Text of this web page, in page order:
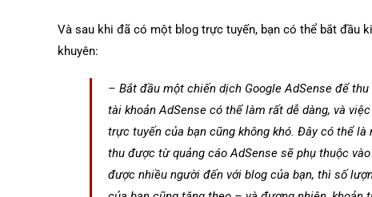
Và sau khi đã có một blog trực tuyến, bạn có thể bắt đầu
khuyên:
– Bắt đầu một chiến dịch Google AdSense để
tài khoản AdSense có thể làm rất dễ dàng, và
trực tuyến của bạn cũng không khó. Đây có thể
thu được từ quảng cáo AdSense sẽ phụ thuộc
được nhiều người đến với blog của bạn, thì số